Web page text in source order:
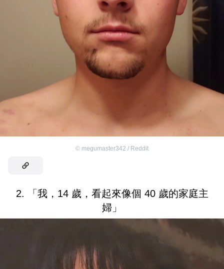
© megumaster342 / Reddit
2. 「我，14 歲，看起來像個 40 歲的家庭主
婦」